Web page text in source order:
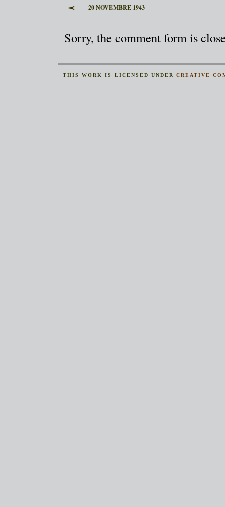
20 NOVEMBRE 1943
Sorry, the comment form is
THIS WORK IS LICENSED UNDERCREATIVE